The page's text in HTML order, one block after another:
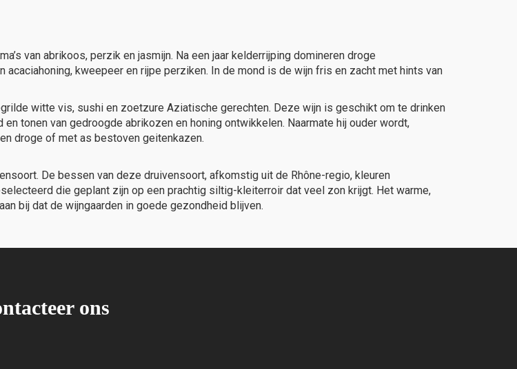
van abrikoos, perzik en jasmijn. Na een jaar kelderrijping domineren droge
kweepeer en rijpe perziken. In de mond is de wijn fris en zacht met hints van
witte vis, sushi en zoetzure Aziatische gerechten. Deze wijn is geschikt om te drinken
tonen van gedroogde abrikozen en honing ontwikkelen. Naarmate hij ouder wordt,
droge of met as bestoven geitenkazen.
De bessen van deze druivensoort, afkomstig uit de Rhône-regio, kleuren
die geplant zijn op een prachtig siltig-kleiterroir dat veel zon krijgt. Het warme,
bij dat de wijngaarden in goede gezondheid blijven.
ons